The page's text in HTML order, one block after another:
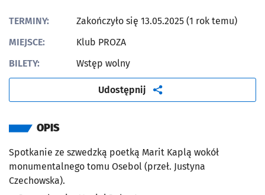
TERMINY:
Zakończyło się 13.05.2025 (1 rok temu)
MIEJSCE:
Klub PROZA
BILETY:
Wstęp wolny
Udostępnij artykuł
OPIS
Spotkanie ze szwedzką poetką Marit Kaplą wokół
monumentalnego tomu Osebol (przeł. Justyna
Czechowska).